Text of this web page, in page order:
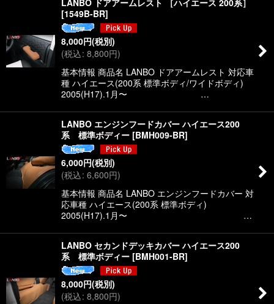
LANBO ドアアームレスト ［ハイエース 200系］
[1549B-BR]
8,000円(税別)
(税込: 8,800円)
基本情報 商品名 LANBO ドアアームレスト 対応車
種 ハイエース(200系 標準ボディ/ワイドボディ)
2005(H17).1月〜 …
LANBO エンジンフードカバー ハイエース200
系 標準ボディー [BMH009-BR]
6,000円(税別)
(税込: 6,600円)
基本情報 商品名 LANBO エンジンフードカバー 対
応車種 ハイエース(200系 標準ボディ)
2005(H17).1月〜 …
LANBO セカンドデッキカバー ハイエース200
系 標準ボディー [BMH001-BR]
8,000円(税別)
(税込: 8,800円)